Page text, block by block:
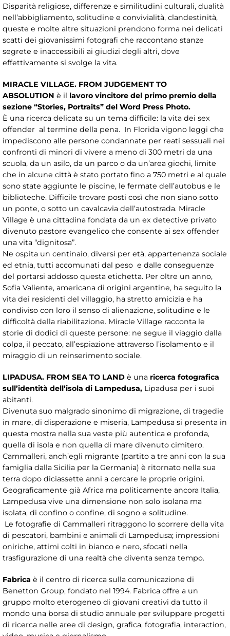
Disparità religiose, differenze e similitudini culturali, dualità
nell’abbigliamento, solitudine e convivialità, clandestinità,
queste e molte altre situazioni prendono forma nei delicati
scatti dei giovanissimi fotografi che raccontano stanze
segrete e inaccessibili ai giudizi degli altri, dove
effettivamente si svolge la vita.
MIRACLE VILLAGE. FROM JUDGEMENT TO
ABSOLUTION è il lavoro vincitore del primo premio della
sezione “Stories, Portraits” del Word Press Photo.
È una ricerca delicata su un tema difficile: la vita dei sex
offender al termine della pena. In Florida vigono leggi che
impediscono alle persone condannate per reati sessuali nei
confronti di minori di vivere a meno di 300 metri da una
scuola, da un asilo, da un parco o da un’area giochi, limite
che in alcune città è stato portato fino a 750 metri e al quale
sono state aggiunte le piscine, le fermate dell’autobus e le
biblioteche. Difficile trovare posti così che non siano sotto
un ponte, o sotto un cavalcavia dell’autostrada. Miracle
Village è una cittadina fondata da un ex detective privato
divenuto pastore evangelico che consente ai sex offender
una vita “dignitosa”.
Ne ospita un centinaio, diversi per età, appartenenza sociale
ed etnia, tutti accomunati dal peso e dalle conseguenze
del portarsi addosso questa etichetta. Per oltre un anno,
Sofia Valiente, americana di origini argentine, ha seguito la
vita dei residenti del villaggio, ha stretto amicizia e ha
condiviso con loro il senso di alienazione, solitudine e le
difficoltà della riabilitazione. Miracle Village racconta le
storie di dodici di queste persone: ne segue il viaggio dalla
colpa, il peccato, all’espiazione attraverso l’isolamento e il
miraggio di un reinserimento sociale.
LIPADUSA. FROM SEA TO LAND è una ricerca fotografica
sull’identità dell’isola di Lampedusa, Lipadusa per i suoi
abitanti.
Divenuta suo malgrado sinonimo di migrazione, di tragedie
in mare, di disperazione e miseria, Lampedusa si presenta in
questa mostra nella sua veste più autentica e profonda,
quella di isola e non quella di mare divenuto cimitero.
Cammalleri, anch’egli migrante (partito a tre anni con la sua
famiglia dalla Sicilia per la Germania) è ritornato nella sua
terra dopo diciassette anni a cercare le proprie origini.
Geograficamente già Africa ma politicamente ancora Italia,
Lampedusa vive una dimensione non solo isolana ma
isolata, di confino o confine, di sogno e solitudine.
Le fotografie di Cammalleri ritraggono lo scorrere della vita
di pescatori, bambini e animali di Lampedusa; impressioni
oniriche, attimi colti in bianco e nero, sfocati nella
trasfigurazione di una realtà che diventa senza tempo.
Fabrica è il centro di ricerca sulla comunicazione di
Benetton Group, fondato nel 1994. Fabrica offre a un
gruppo molto eterogeneo di giovani creativi da tutto il
mondo una borsa di studio annuale per sviluppare progetti
di ricerca nelle aree di design, grafica, fotografia, interaction,